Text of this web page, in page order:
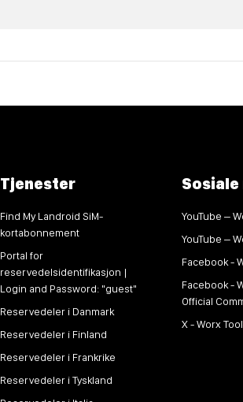
Tjenester
Find My Landroid SiM-
kortabonnement
Portal for
reservedelsidentifikasjon |
Login and Password: "guest"
Reservedeler i Danmark
Reservedeler i Finland
Reservedeler i Frankrike
Reservedeler i Tyskland
YouTube –
YouTube –
Facebook -
Facebook -
Official
X - Worx